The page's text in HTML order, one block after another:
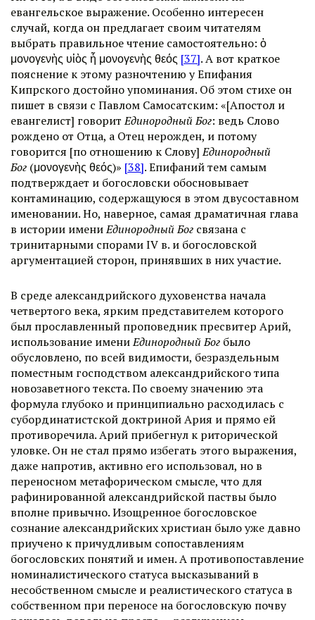
евангельское выражение. Особенно интересен
случай, когда он предлагает своим читателям
выбрать правильное чтение самостоятельно: ὁ
μονογενὴς υἱὸς ἦ μονογενὴς θεός [37]. А вот краткое
пояснение к этому разночтению у Епифания
Кипрского достойно упоминания. Об этом стихе он
пишет в связи с Павлом Самосатским: «[Апостол и
евангелист] говоритЕдинородный Бог: ведь Слово
рождено от Отца, а Отец нерожден, и потому
говорится [по отношению к Слову]Единородный
Бог (μονογενὴς θεός)» [38]. Епифаний тем самым
подтверждает и богословски обосновывает
контаминацию, содержащуюся в этом двусоставном
именовании. Но, наверное, самая драматичная глава
в истории имениЕдинородный Бог связана с
тринитарными спорами IV в. и богословской
аргументацией сторон, принявших в них участие.
В среде александрийского духовенства начала
четвертого века, ярким представителем которого
был прославленный проповедник пресвитер Арий,
использование имениЕдинородный Бог было
обусловлено, по всей видимости, безраздельным
поместным господством александрийского типа
новозаветного текста. По своему значению эта
формула глубоко и принципиально расходилась с
субординатистской доктриной Ария и прямо ей
противоречила. Арий прибегнул к риторической
уловке. Он не стал прямо избегать этого выражения,
даже напротив, активно его использовал, но в
переносном метафорическом смысле, что для
рафинированной александрийской паствы было
вполне привычно. Изощренное богословское
сознание александрийских христиан было уже давно
приучено к причудливым сопоставлениям
богословских понятий и имен. А противопоставление
номиналистического статуса высказываний в
несобственном смысле и реалистического статуса в
собственном при переносе на богословскую почву